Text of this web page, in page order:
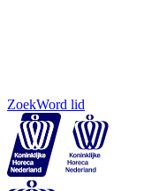
ZoekWord lid